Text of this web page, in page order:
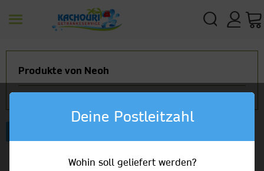
Produkte von Neoh
Deine Postleitzahl
Wohin soll geliefert werden?